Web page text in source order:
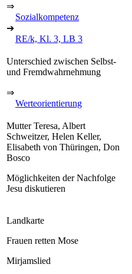
⇒
Sozialkompetenz
➔
RE/k, Kl. 3, LB 3
Unterschied zwischen Selbst-
und Fremdwahrnehmung
⇒
Werteorientierung
Mutter Teresa, Albert
Schweitzer, Helen Keller,
Elisabeth von Thüringen, Don
Bosco
Möglichkeiten der Nachfolge
Jesu diskutieren
Landkarte
Frauen retten Mose
Mirjamslied